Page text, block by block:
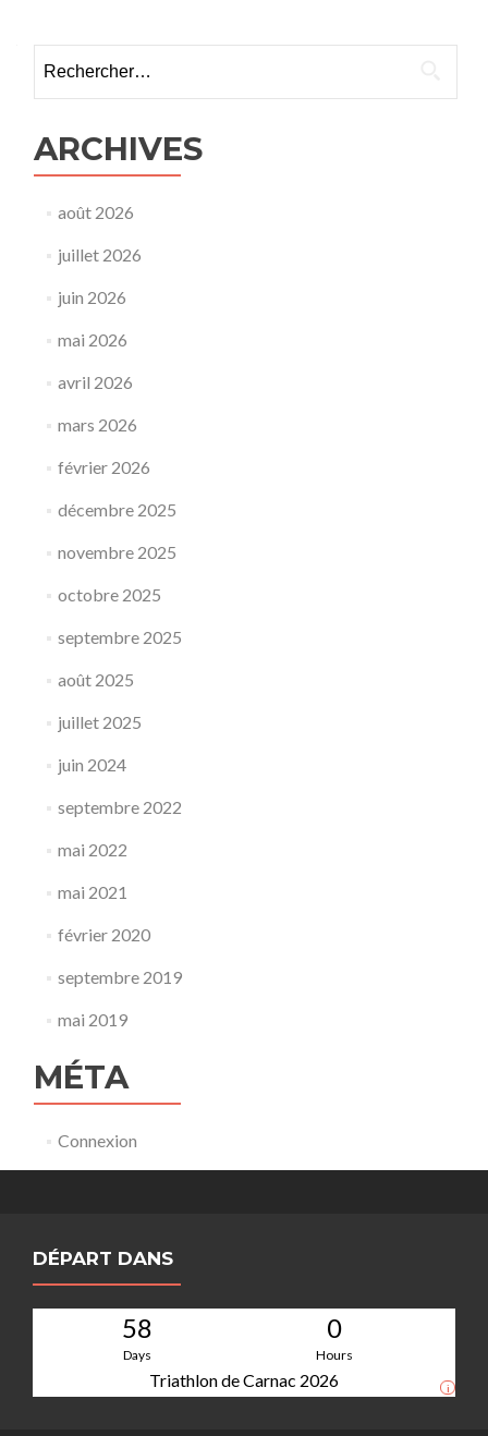
ARCHIVES
août 2026
juillet 2026
juin 2026
mai 2026
avril 2026
mars 2026
février 2026
décembre 2025
novembre 2025
octobre 2025
septembre 2025
août 2025
juillet 2025
juin 2024
septembre 2022
mai 2022
mai 2021
février 2020
septembre 2019
mai 2019
MÉTA
Connexion
DÉPART DANS
58
Days
0
Hours
Triathlon de Carnac 2026 i